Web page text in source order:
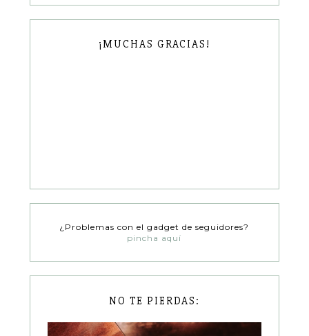
¡MUCHAS GRACIAS!
¿Problemas con el gadget de seguidores?
pincha aquí
NO TE PIERDAS: